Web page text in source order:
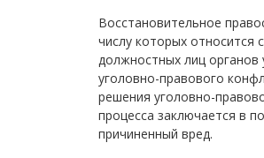
Восстановительное
числу которых относится
должностных лиц органов
уголовно-правового
решения уголовно-
процесса заключается в
причиненный вред.